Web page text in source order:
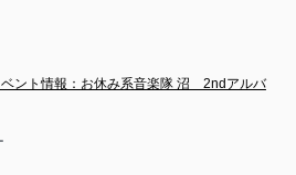
ベント情報：お休み系音楽隊 沼　2ndアルバ